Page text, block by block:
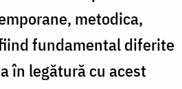
metodica,
fundamental diferite
în legătură cu acest